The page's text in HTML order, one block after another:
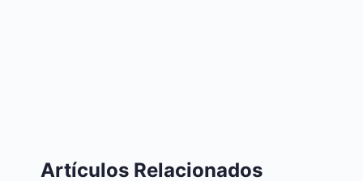
Artículos Relacionados